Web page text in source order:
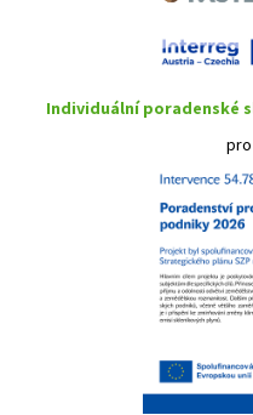
Individuální poradenské